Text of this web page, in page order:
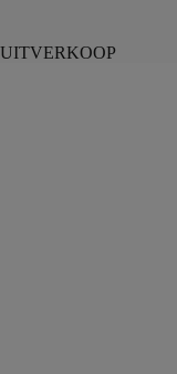
UITVERKOOP